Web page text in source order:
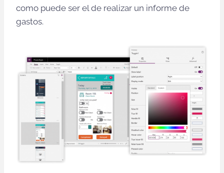
como puede ser el de realizar un informe de
gastos.